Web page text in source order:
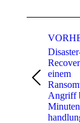
Beitrag:
einem
Angriff